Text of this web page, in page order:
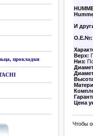
прокладки
И
О.Е.№:
Верх:
Низ:
Цена
Чтобы